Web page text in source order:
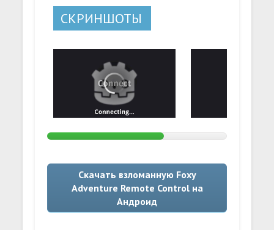
СКРИНШОТЫ
Скачать взломанную Foxy
Adventure Remote Control на
Андроид